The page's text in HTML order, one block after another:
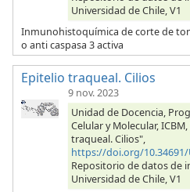
Universidad de Chile, V1
Inmunohistoquímica de corte de
o anti caspasa 3 activa
Epitelio traqueal. Cilios
9 nov. 2023
Unidad de Docencia,
Celular y Molecular,
traqueal. Cilios",
https://doi.org/10.34691/
Repositorio de datos de
Universidad de Chile, V1